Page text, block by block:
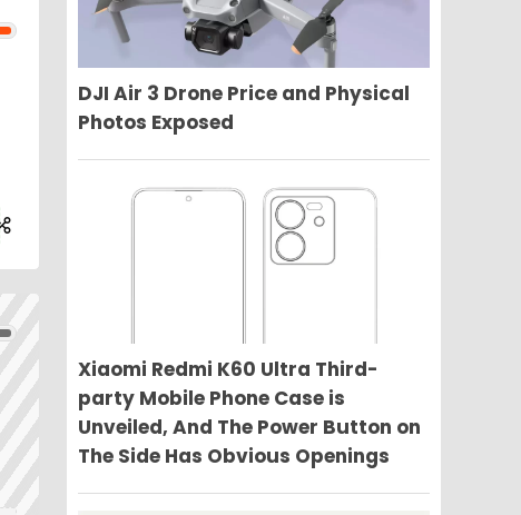
DJI Air 3 Drone Price and Physical
Photos Exposed
Xiaomi Redmi K60 Ultra Third-
party Mobile Phone Case is
Unveiled, And The Power Button on
The Side Has Obvious Openings